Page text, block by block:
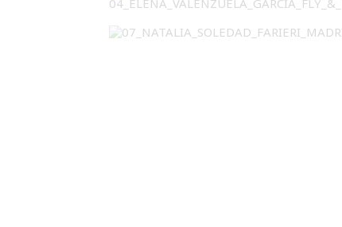
07_NATALIA_SOLEDAD_FARIERI_MADRID